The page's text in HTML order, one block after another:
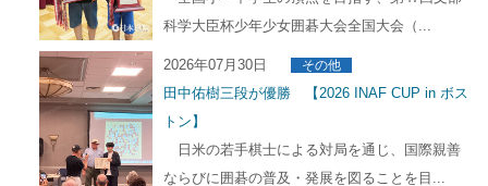
科学大臣杯少年少女囲碁大会全国大会（...
2026年07月30日 その他
田中佑樹三段が優勝 【2026 INAF CUP in ボス
トン】
日米の若手棋士による対局を通じ、国際親善
ならびに囲碁の普及・発展を図ることを目...